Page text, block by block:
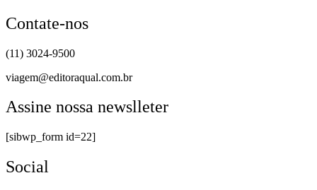
Contate-nos
(11) 3024-9500
viagem@editoraqual.com.br
Assine nossa newslleter
[sibwp_form id=22]
Social